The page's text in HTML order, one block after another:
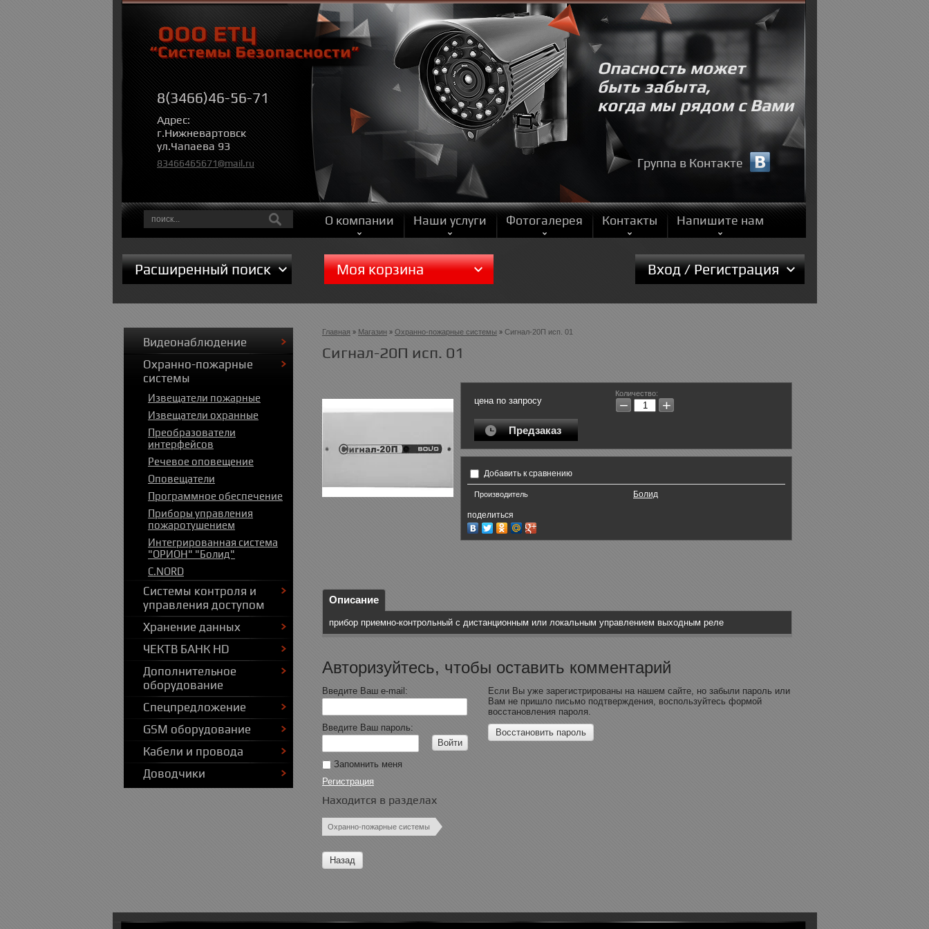
Опасность может
быть забыта,
когда мы рядом с Вами
8(3466)46-56-71
Адрес:
г.Нижневартовск
ул.Чапаева 93
83466465671@mail.ru Группа в Контакте
О компании Наши услуги Фотогалерея Контакты Напишите нам
Расширенный поиск Моя корзина Вход / Регистрация
Главная Магазин Охранно-пожарные системы Сигнал-20П исп. 01
Сигнал-20П исп. 01
цена по запросу
Количество:
− +
Предзаказ
Добавить к сравнению
Производитель Болид
поделиться
Описание
прибор приемно-контрольный с дистанционным или локальным управлением выходным реле
Авторизуйтесь, чтобы оставить комментарий
Введите Ваш e-mail:
Введите Ваш пароль:
Войти
Запомнить меня
Регистрация
Если Вы уже зарегистрированы на нашем сайте, но забыли пароль или
Вам не пришло письмо подтверждения, воспользуйтесь формой
восстановления пароля.
Восстановить пароль
Находится в разделах
Охранно-пожарные системы
Назад
Видеонаблюдение
Охранно-пожарные
системы
Извещатели пожарные
Извещатели охранные
Преобразователи
интерфейсов
Речевое оповещение
Оповещатели
Программное обеспечение
Приборы управления
пожаротушением
Интегрированная система
"ОРИОН" "Болид"
C.NORD
Системы контроля и
управления доступом
Хранение данных
ЧЕКТВ БАНК HD
Дополнительное
оборудование
Спецпредложение
GSM оборудование
Кабели и провода
Доводчики